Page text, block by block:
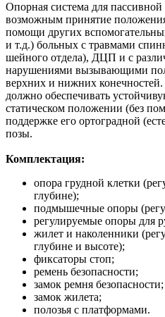
Опорная система для пассивной
возможным принятие
помощи других
и т.д.) больных с травмами
шейного отдела), ДЦП и с
нарушениями вызывающими
верхних и нижних
должно обеспечивать
статическом положении (без
поддержке его ортоградной
позы.
Комплектация:
опора грудной клетки
глубине);
подмышечные опоры
регулируемые опоры для
жилет и наколенники
глубине и высоте);
фиксаторы стоп;
ремень безопасности;
замок ремня безопасности;
замок жилета;
полозья с платформами.